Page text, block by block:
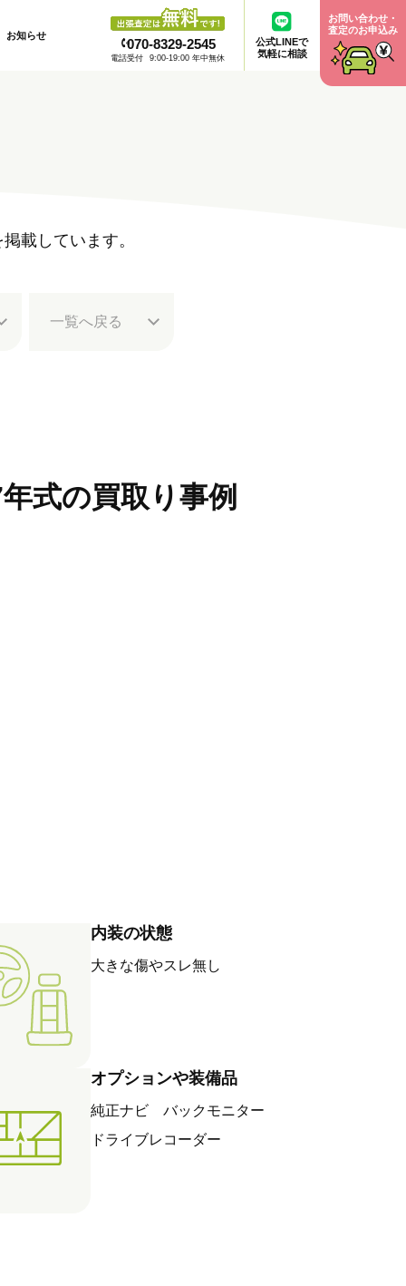
お知らせ
070-8329-2545
電話受付 9:00-19:00 年中無休
公式LINEで
気軽に相談
お問い合わせ・
査定のお申込み
載しています。
一覧へ戻る
式の買取り事例
内装の状態
大きな傷やスレ無し
オプションや装備品
純正ナビ バックモニター
ドライブレコーダー